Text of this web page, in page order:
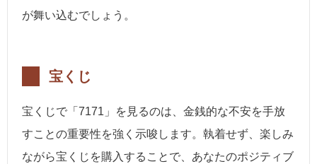
が舞い込むでしょう。
宝くじ
宝くじで「7171」を見るのは、金銭的な不安を手放
すことの重要性を強く示唆します。執着せず、楽しみ
ながら宝くじを購入することで、あなたのポジティブ